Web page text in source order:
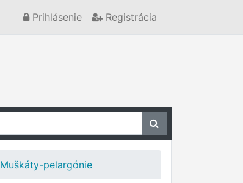
Prihlásenie Registrácia
Muškáty-pelargónie